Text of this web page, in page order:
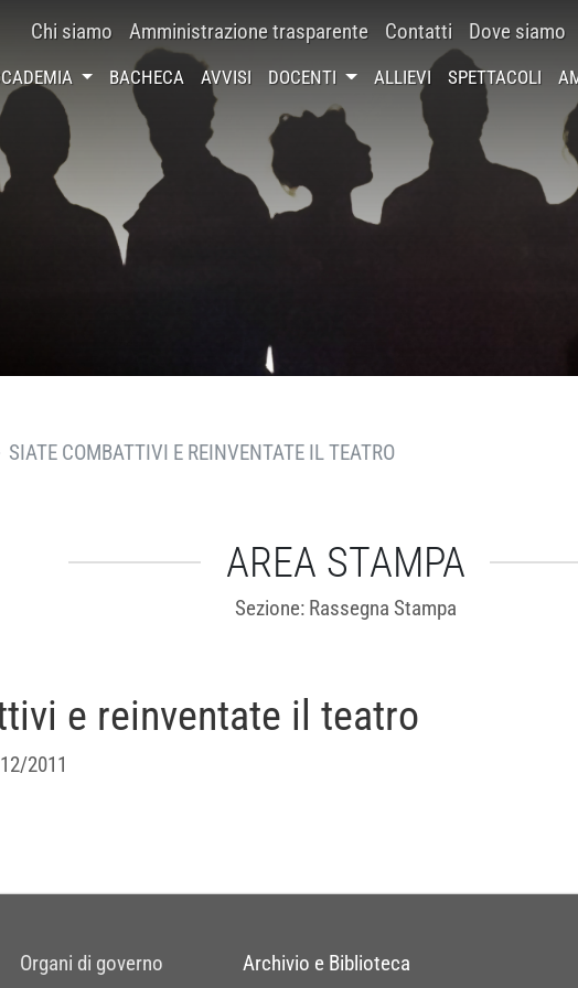
Chi siamo Amministrazione trasparente Contatti Dove siamo
BACHECA AVVISI DOCENTI ALLIEVI SPETTACOLI
SIATE COMBATTIVI E REINVENTATE IL TEATRO
AREA STAMPA
Sezione: Rassegna Stampa
e reinventate il teatro
2011
Organi di governo Archivio e Biblioteca